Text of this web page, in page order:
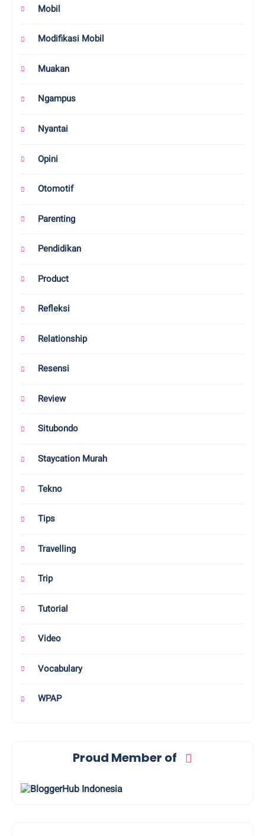
Magelang
Mental Care
Milenial
Mobil
Modifikasi Mobil
Muakan
Ngampus
Nyantai
Opini
Otomotif
Parenting
Pendidikan
Product
Refleksi
Relationship
Resensi
Review
Situbondo
Staycation Murah
Tekno
Tips
Travelling
Trip
Tutorial
Vocabulary
WPAP